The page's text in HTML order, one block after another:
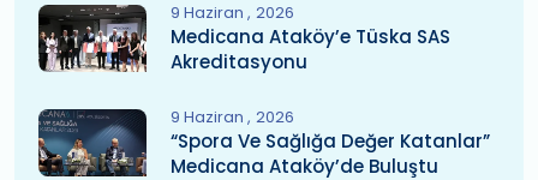
9 Haziran 2026
Medicana Ataköy’e Tüska SAS
Akreditasyonu
9 Haziran 2026
“Spora Ve Sağlığa Değer Katanlar”
Medicana Ataköy’de Buluştu